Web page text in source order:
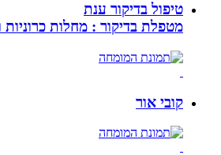
טיפול בדיקור ענת
מטפלת בדיקור : מחלות
קובי אור